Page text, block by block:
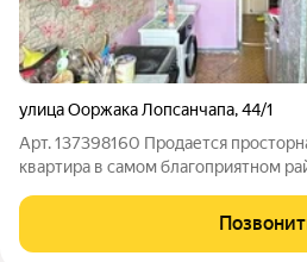
улица Ооржака Лопсанчапа,44/1
Арт. 137398160 Продается
квартира в самом благоприятном
и обременений! Общая площадь